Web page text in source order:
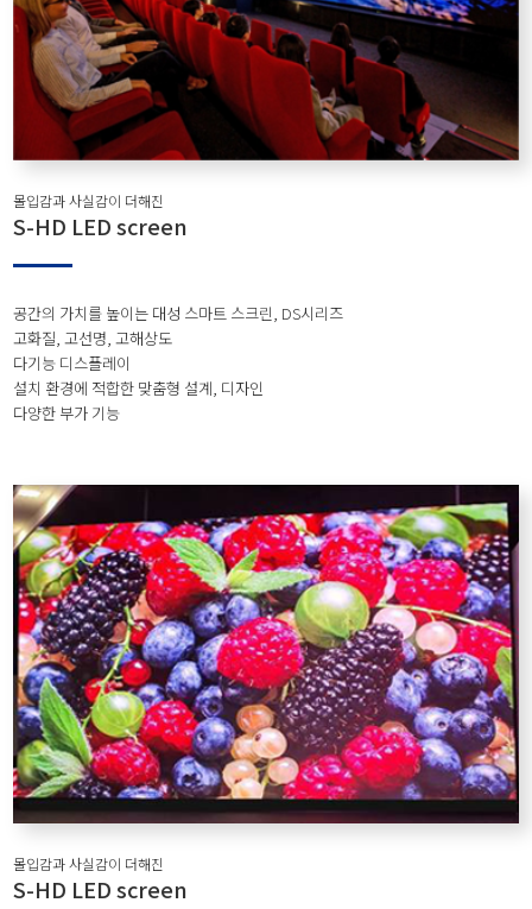
몰입감과 사실감이 더해진
S-HD LED screen
공간의 가치를 높이는 대성 스마트 스크린, DS시리즈
고화질, 고선명, 고해상도
다기능 디스플레이
설치 환경에 적합한 맞춤형 설계, 디자인
다양한 부가 기능
몰입감과 사실감이 더해진
S-HD LED screen